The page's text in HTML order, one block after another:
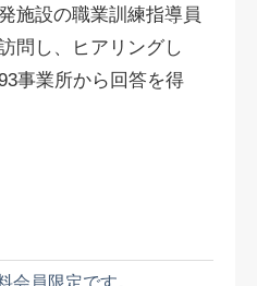
施設の職業訓練指導員
問し、ヒアリングし
事業所から回答を得
会員限定です。